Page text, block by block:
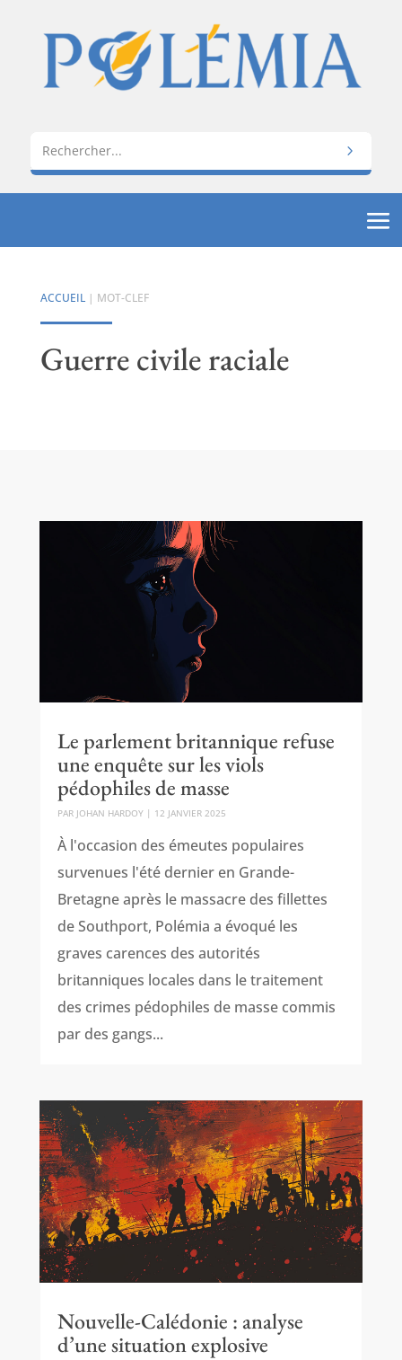
ACCUEIL| MOT-CLEF
Guerre civile raciale
Le parlement britannique refuse
une enquête sur les viols
pédophiles de masse
PAR JOHAN HARDOY| 12 JANVIER 2025
À l'occasion des émeutes populaires
survenues l'été dernier en Grande-
Bretagne après le massacre des fillettes
de Southport, Polémia a évoqué les
graves carences des autorités
britanniques locales dans le traitement
des crimes pédophiles de masse commis
par des gangs...
Nouvelle-Calédonie : analyse
d’une situation explosive